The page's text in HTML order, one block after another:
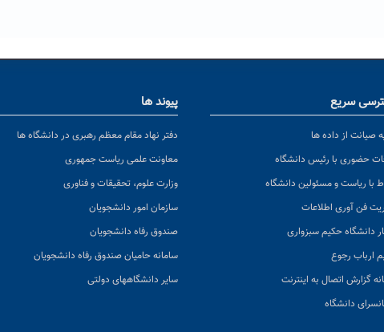
سریع
صیانت از داده ها
حضوری با رئیس دانشگاه
با ریاست و مسئولین دانشگاه
فن آوری اطلاعات
دانشگاه حکیم سبزواری
ارباب رجوع
گزارش اتصال به اینترنت
دانشگاه
پیوند ها
دفتر نهاد مقام معظم رهبری در دانشگاه ها
معاونت علمی ریاست جمهوری
وزارت علوم، تحقیقات و فناوری
سازمان امور دانشجویان
صندوق رفاه دانشجویان
سامانه حامیان صندوق رفاه دانشجویان
سایر دانشگاههای دولتی